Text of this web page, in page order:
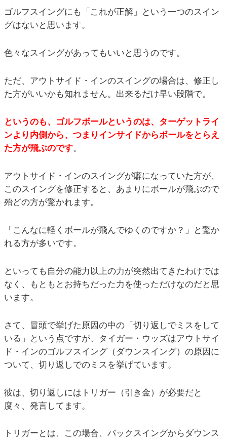
ゴルフスイングにも「これが正解」という一つのスイン
グはないと思います。
色々なスイングがあってもいいと思うのです。
ただ、アウトサイド・インのスイングの場合は、修正し
た方がいいかも知れません。出来るだけ早い段階で。
というのも、ゴルフボールというのは、ターゲットライ
ンより内側から、つまりインサイドからボールをとらえ
た方が飛ぶのです。
アウトサイド・インのスイングが癖になっていた方が、
このスイングを修正すると、あまりにボールが飛ぶので
殆どの方が驚かれます。
「こんなに軽くボールが飛んでゆくのですか？」と驚か
れる方が多いです。
といっても自分の能力以上の力が突然出てきたわけでは
なく、もともとお持ちだった力を使っただけなのだと思
います。
さて、冒頭で挙げた原因の中の「切り返しでミスをして
いる」という点ですが、タイガー・ウッズはアウトサイ
ド・インのゴルフスイング（ダウンスイング）の原因に
ついて、切り返しでのミスを挙げています。
彼は、切り返しにはトリガー（引き金）が必要だと
度々、発言してます。
トリガーとは、この場合、バックスイングからダウンス